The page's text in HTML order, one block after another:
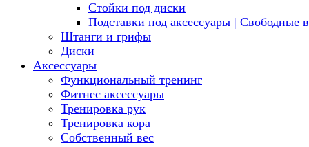
Стойки под диски
Подставки под аксессуары | Свободные
Штанги и грифы
Диски
Аксессуары
Функциональный тренинг
Фитнес аксессуары
Тренировка рук
Тренировка кора
Собственный вес